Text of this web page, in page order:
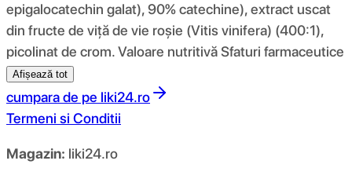
epigalocatechin galat), 90% catechine), extract uscat
din fructe de viță de vie roșie (Vitis vinifera) (400:1),
picolinat de crom. Valoare nutritivă Sfaturi farmaceutice
Afișează tot
cumpara de pe liki24.ro
Termeni si Conditii
Magazin: liki24.ro